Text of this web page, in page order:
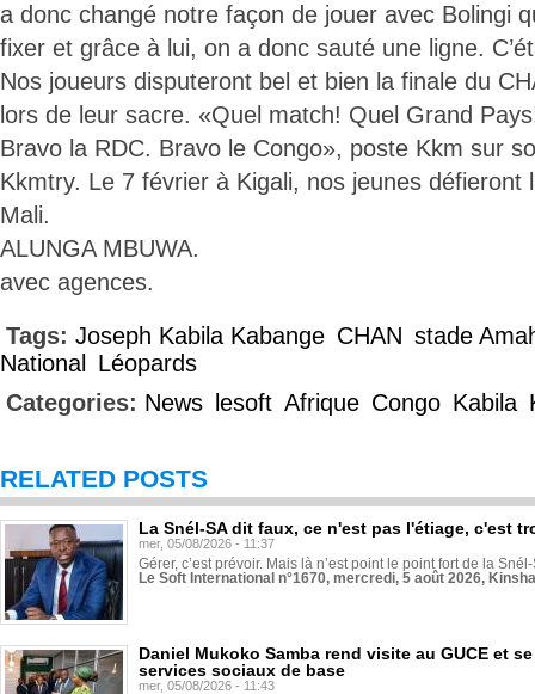
a donc changé notre façon de jouer avec Bolingi
fixer et grâce à lui, on a donc sauté une ligne.
Nos joueurs disputeront bel et bien la finale du
lors de leur sacre. «Quel match! Quel Grand
Bravo la RDC. Bravo le Congo», poste Kkm sur
Kkmtry. Le 7 février à Kigali, nos jeunes défieront
Mali.
ALUNGA MBUWA.
avec agences.
Tags: Joseph Kabila Kabange CHAN stade
National
Léopards
Categories: News lesoft Afrique Congo Kabila
RELATED POSTS
La Snél-SA dit faux, ce n'est pas l'étiage, c'est
mer, 05/08/2026 - 11:37
Gérer, c’est prévoir. Mais là n’est point le point fort de la
Le Soft International n°1670, mercredi, 5 août 2026,
Daniel Mukoko Samba rend visite au GUCE et
services sociaux de base
mer, 05/08/2026 - 11:43